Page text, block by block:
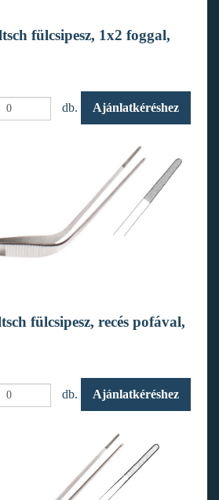
fülcsipesz, 1x2 foggal,
db. Ajánlatkéréshez
fülcsipesz, recés pofával,
db. Ajánlatkéréshez